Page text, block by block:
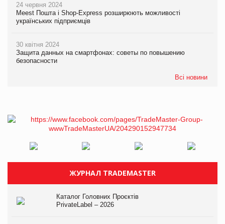
24 червня 2024
Meest Пошта і Shop-Express розширюють можливості
українських підприємців
30 квітня 2024
Защита данных на смартфонах: советы по повышению
безопасности
Всі новини
ЖУРНАЛ TRADEMASTER
Каталог Головних Проєктів
PrivateLabel – 2026